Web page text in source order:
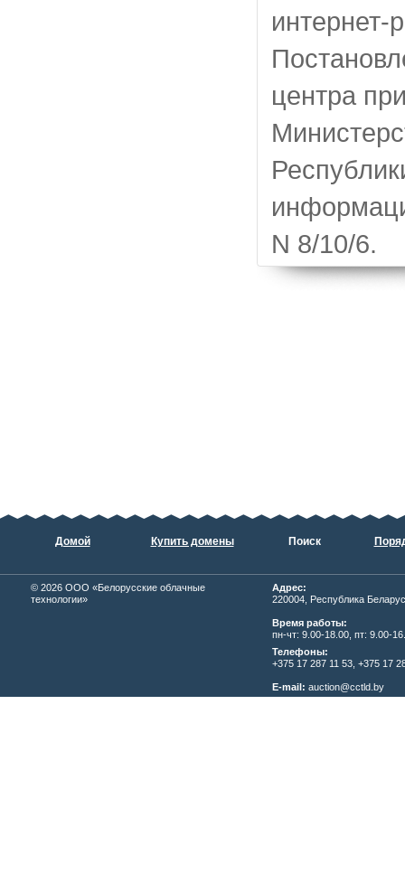
интернет-
центра
N 8/10/6.
Домой Купить домены Поиск
© 2026 ОOО «Белорусские облачные
технологии»
Адрес:
220004, Республика
Время работы:
пн-чт: 9.00-18.00, пт: 9.00-
Телефоны:
+375 17 287 11 53, +375 17
E-mail: auction@cctld.by